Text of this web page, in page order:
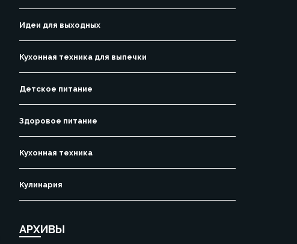
Идеи для выходных
Кухонная техника для выпечки
Детское питание
Здоровое питание
Кухонная техника
Кулинария
АРХИВЫ